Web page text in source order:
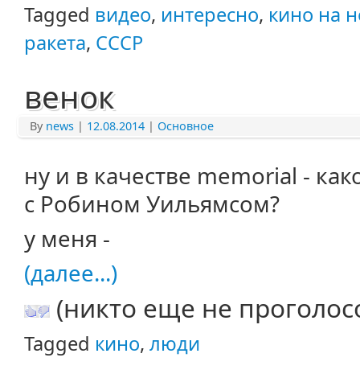
Tagged видео, интересно, кино на
ракета, СССР
венок
By news | 12.08.2014 | Основное
ну и в качестве memorial -
с Робином Уильямсом?
у меня -
(далее...)
(никто еще не
Tagged кино, люди